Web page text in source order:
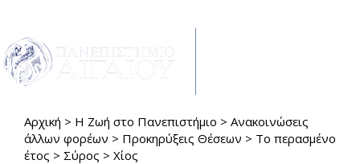
Παράκαμψη προς το κυρίως περιεχόμενο
Είστε εδώ
Αρχική > Η Ζωή στο Πανεπιστήμιο > Ανακοινώσεις
άλλων φορέων > Προκηρύξεις Θέσεων > Το περασμένο
έτος > Σύρος > Χίος